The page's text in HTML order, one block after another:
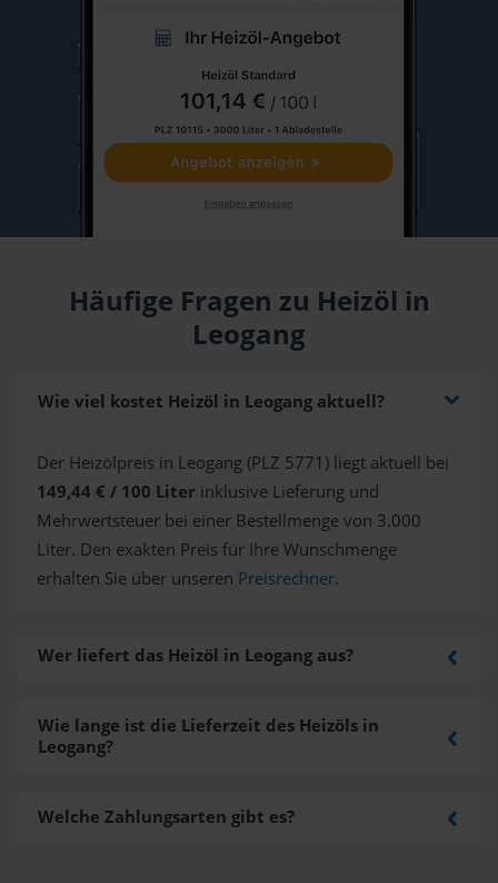
Häufige Fragen zu Heizöl in
Leogang
Wie viel kostet Heizöl in Leogang aktuell?
Der Heizölpreis in Leogang (PLZ 5771) liegt aktuell bei
149,44 € / 100 Liter inklusive Lieferung und
Mehrwertsteuer bei einer Bestellmenge von 3.000
Liter. Den exakten Preis für Ihre Wunschmenge
erhalten Sie über unseren Preisrechner.
Wer liefert das Heizöl in Leogang aus?
Wie lange ist die Lieferzeit des Heizöls in
Leogang?
Welche Zahlungsarten gibt es?